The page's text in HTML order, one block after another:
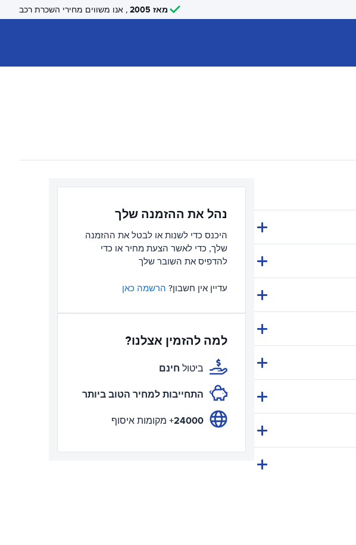
מאז 2005 , אנו משווים מחירי השכרת רכב
נהל את ההזמנה שלך
היכנס כדי לשנות או לבטל את ההזמנה
שלך, כדי לאשר הצעת מחיר או כדי
להדפיס את השובר שלך
עדיין אין חשבון? הרשמה כאן
למה להזמין אצלנו?
ביטול חינם
התחייבות למחיר הטוב ביותר
24000+
מקומות איסוף